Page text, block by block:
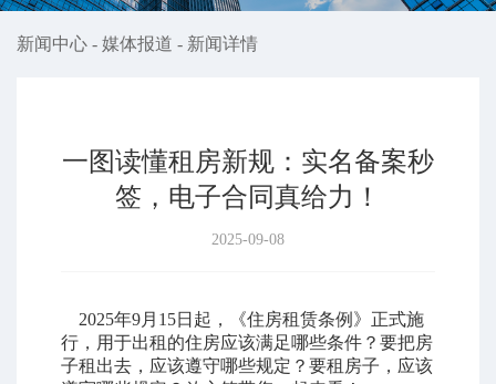
新闻中心 - 媒体报道 - 新闻详情
一图读懂租房新规：实名备案秒
签，电子合同真给力！
2025-09-08
2025年9月15日起，《住房租赁条例》正式施
行，用于出租的住房应该满足哪些条件？要把房
子租出去，应该遵守哪些规定？要租房子，应该